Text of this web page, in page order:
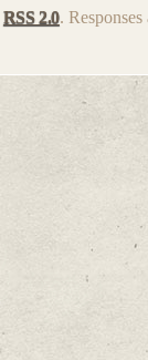
RSS 2.0.